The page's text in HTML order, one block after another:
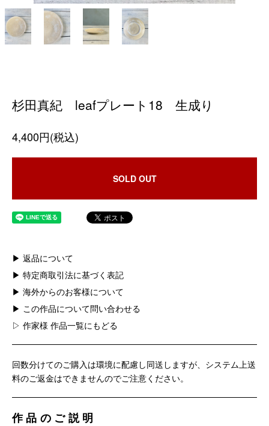
杉田真紀 leafプレート18 生成り
4,400円(税込)
SOLD OUT
▶ 返品について
▶ 特定商取引法に基づく表記
▶ 海外からのお客様について
▶ この作品について問い合わせる
▷ 作家様 作品一覧にもどる
回数分けてのご購入は環境に配慮し同送しますが、システム上送
料のご返金はできませんのでご注意ください。
作品のご説明